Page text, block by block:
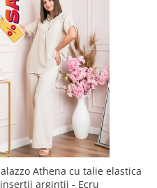
Athena cu talie elastica
argintii - Ecru